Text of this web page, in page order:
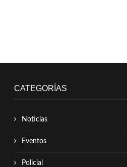
CATEGORÍAS
Noticias
Eventos
Policial